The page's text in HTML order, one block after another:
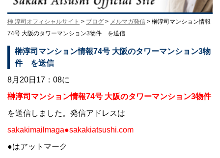
榊 淳司オフィシャルサイト > ブログ > メルマガ発信 > 榊淳司マンション情報
74号 大阪のタワーマンション3物件 を送信
榊淳司マンション情報74号 大阪のタワーマンション3物
件 を送信
8月20日17：08に
榊淳司マンション情報74号 大阪のタワーマンション3物件
を送信しました。発信アドレスは
sakakimailmaga●sakakiatsushi.com
●はアットマーク